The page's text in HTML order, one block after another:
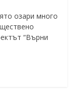
озари много
“Върни